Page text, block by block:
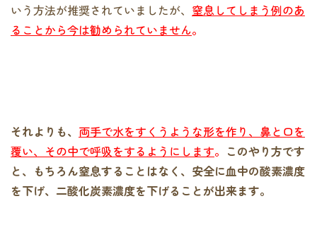
いう方法が推奨されていましたが、 窒息してしまう例のあ
ることから今は勧められていません。
それよりも、 両手で水をすくうような形を作り、鼻と口を
覆い、その中で呼吸をするようにします。 このやり方です
と、もちろん窒息することはなく、安全に血中の酸素濃度
を下げ、二酸化炭素濃度を下げることが出来ます。